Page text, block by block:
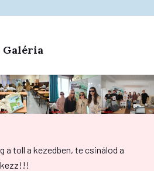
Galéria
a toll a kezedben, te csinálod a